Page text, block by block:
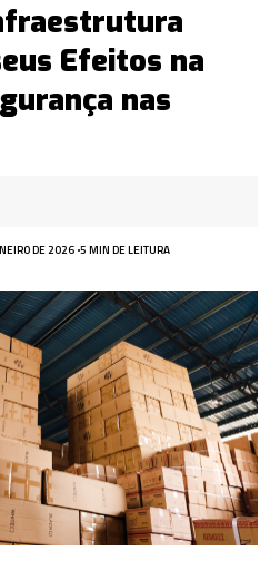
Efeitos na
nas
DE 2026 5 MIN DE LEITURA